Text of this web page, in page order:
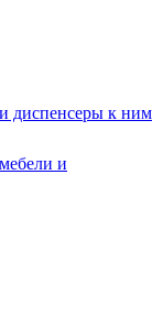
диспенсеры к ним
и